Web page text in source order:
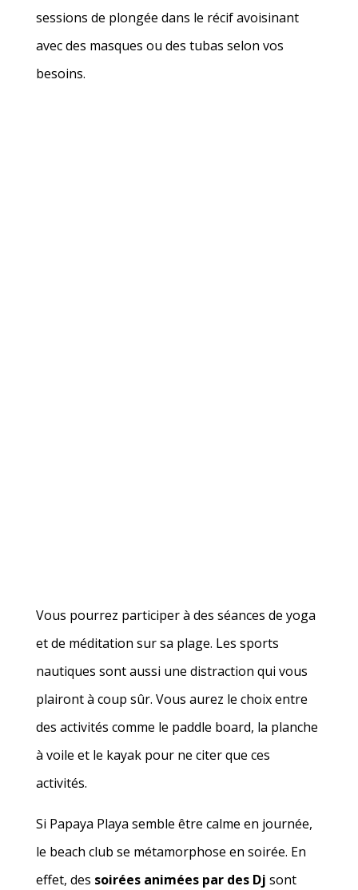
sessions de plongée dans le récif avoisinant
avec des masques ou des tubas selon vos
besoins.
Vous pourrez participer à des séances de yoga
et de méditation sur sa plage. Les sports
nautiques sont aussi une distraction qui vous
plairont à coup sûr. Vous aurez le choix entre
des activités comme le paddle board, la planche
à voile et le kayak pour ne citer que ces
activités.
Si Papaya Playa semble être calme en journée,
le beach club se métamorphose en soirée. En
effet, des soirées animées par des Dj sont